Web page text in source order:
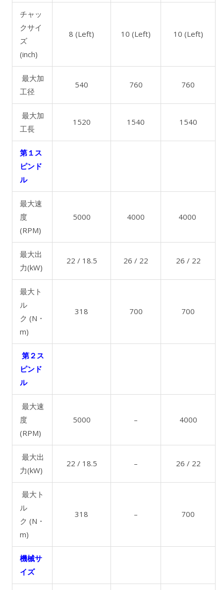
チャッ
クサイ
ズ
(inch)
8 (Left) 10 (Left) 10 (Left)
最大加
工径
540 760 760
最大加
工長
1520 1540 1540
第１ス
ピンド
ル
最大速
度
(RPM)
5000 4000 4000
最大出
力(kW)
22 / 18.5 26 / 22 26 / 22
最大ト
ル
ク (N・
m)
318 700 700
第２ス
ピンド
ル
最大速
度
(RPM)
5000 – 4000
最大出
力(kW)
22 / 18.5 – 26 / 22
最大ト
ル
ク (N・
m)
318 – 700
機械サ
イズ